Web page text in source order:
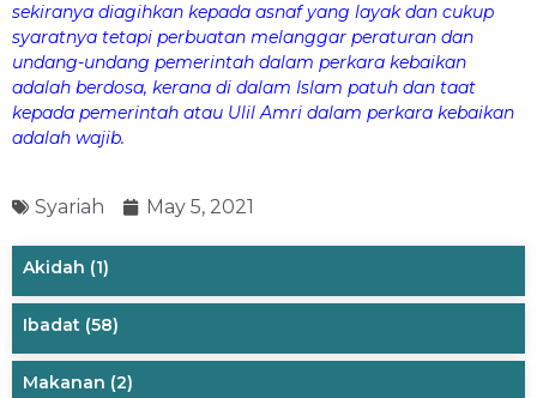
sekiranya diagihkan kepada asnaf yang layak dan cukup
syaratnya tetapi perbuatan melanggar peraturan dan
undang-undang pemerintah dalam perkara kebaikan
adalah berdosa, kerana di dalam Islam patuh dan taat
kepada pemerintah atau Ulil Amri dalam perkara kebaikan
adalah wajib.
Syariah May 5, 2021
Akidah (1)
Ibadat (58)
Makanan (2)